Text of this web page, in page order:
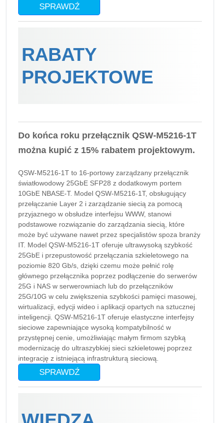
SPRAWDŹ
RABATY
PROJEKTOWE
Do końca roku przełącznik QSW-M5216-1T
można kupić z 15% rabatem projektowym.
QSW-M5216-1T to 16-portowy zarządzany przełącznik
światłowodowy 25GbE SFP28 z dodatkowym portem
10GbE NBASE-T. Model QSW-M5216-1T, obsługujący
przełączanie Layer 2 i zarządzanie siecią za pomocą
przyjaznego w obsłudze interfejsu WWW, stanowi
podstawowe rozwiązanie do zarządzania siecią, które
może być używane nawet przez specjalistów spoza branży
IT. Model QSW-M5216-1T oferuje ultrawysoką szybkość
25GbE i przepustowość przełączania szkieletowego na
poziomie 820 Gb/s, dzięki czemu może pełnić rolę
głównego przełącznika poprzez podłączenie do serwerów
25G i NAS w serwerowniach lub do przełączników
25G/10G w celu zwiększenia szybkości pamięci masowej,
wirtualizacji, edycji wideo i aplikacji opartych na sztucznej
inteligencji. QSW-M5216-1T oferuje elastyczne interfejsy
sieciowe zapewniające wysoką kompatybilność w
przystępnej cenie, umożliwiając małym firmom szybką
modernizację do ultraszybkiej sieci szkieletowej poprzez
integrację z istniejącą infrastrukturą sieciową.
SPRAWDŹ